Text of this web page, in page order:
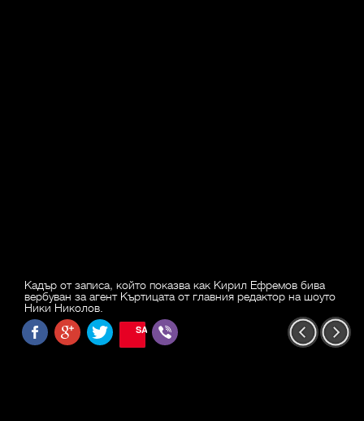
Кадър от записа, който показва как Кирил Ефремов бива
вербуван за агент Къртицата от главния редактор на шоуто
Ники Николов.
SAVE